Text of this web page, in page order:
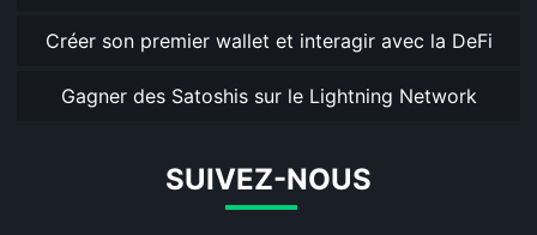
Créer son premier wallet et interagir avec la DeFi
Gagner des Satoshis sur le Lightning Network
SUIVEZ-NOUS